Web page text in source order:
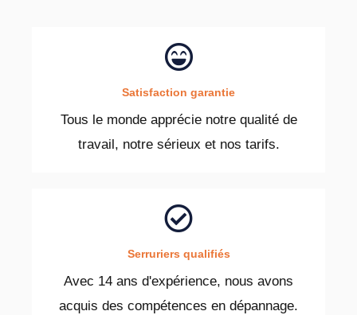
Satisfaction garantie
Tous le monde apprécie notre qualité de
travail, notre sérieux et nos tarifs.
Serruriers qualifiés
Avec 14 ans d'expérience, nous avons
acquis des compétences en dépannage.